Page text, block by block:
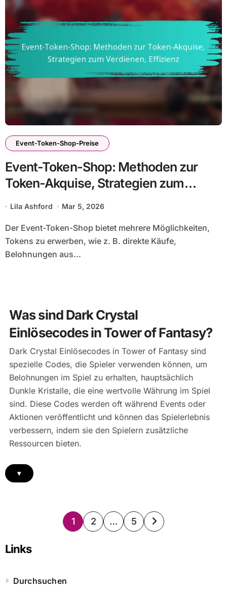
Event-Token-Shop-Preise
Event-Token-Shop: Methoden zur
Token-Akquise, Strategien zum
Verdienen, Effizienz
Lila Ashford Mar 5, 2026
Der Event-Token-Shop bietet mehrere Möglichkeiten,
Tokens zu erwerben, wie z. B. direkte Käufe,
Belohnungen aus...
Was sind Dark Crystal
Einlösecodes in Tower of Fantasy?
Dark Crystal Einlösecodes in Tower of Fantasy sind
spezielle Codes, die Spieler verwenden können, um
Belohnungen im Spiel zu erhalten, hauptsächlich
Dunkle Kristalle, die eine wertvolle Währung im Spiel
sind. Diese Codes werden oft während Events oder
Aktionen veröffentlicht und können das Spielerlebnis
verbessern, indem sie den Spielern zusätzliche
Ressourcen bieten.
▾
Posts
1 2 … 5
Links
Durchsuchen